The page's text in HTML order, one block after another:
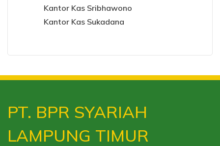
Kantor Kas Sribhawono
Kantor Kas Sukadana
PT. BPR SYARIAH
LAMPUNG TIMUR